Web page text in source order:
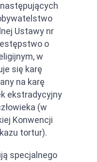
Ustawy nr
o
w
się karę
na karę
ekstradycyjny
(w
Konwencji
tortur).
specjalnego